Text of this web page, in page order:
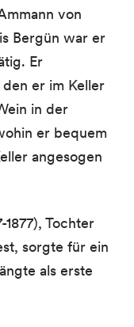
von
Bergün war er
Er
er im Keller
in der
er bequem
angesogen
1877), Tochter
sorgte für ein
als erste